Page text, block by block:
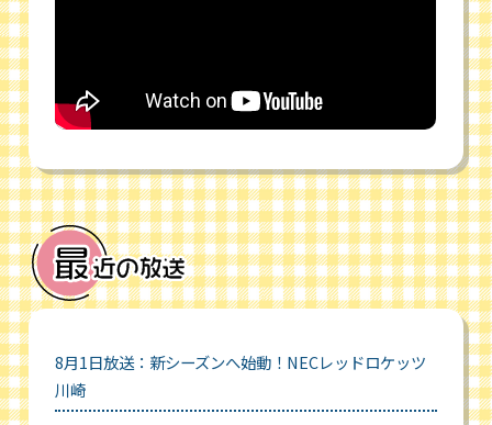
8月1日放送：新シーズンへ始動！NECレッドロケッツ
川崎